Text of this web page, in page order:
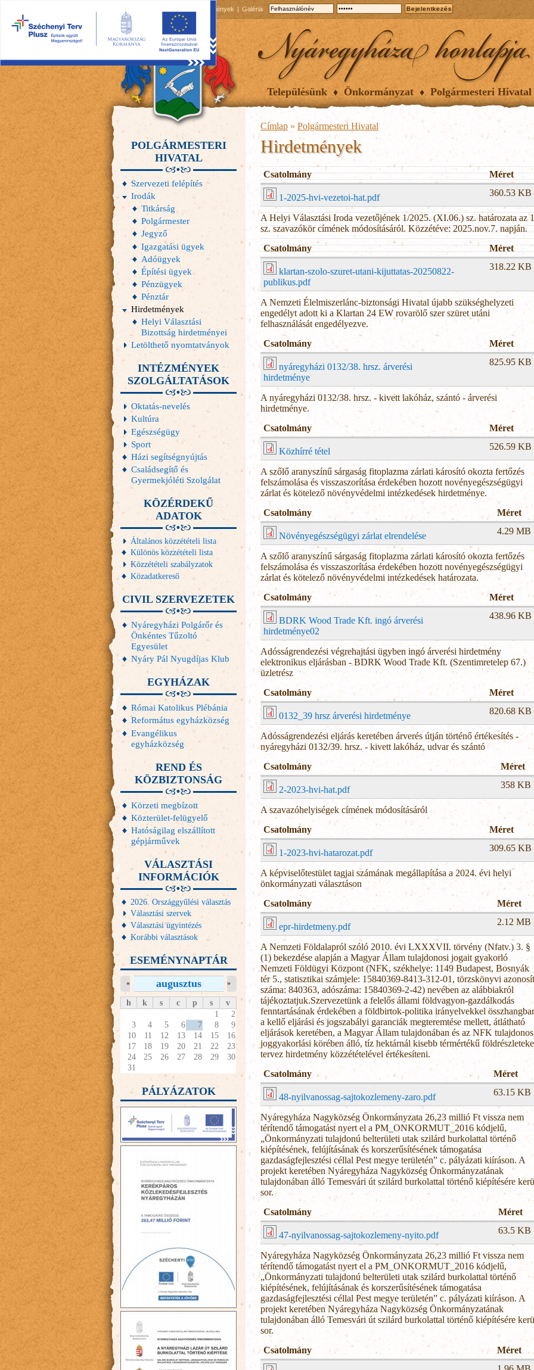
Események Galéria
Településünk Önkormányzat Polgármesteri Hivatal
Címlap » Polgármesteri Hivatal
Hirdetmények
Csatolmány Méret
1-2025-hvi-vezetoi-hat.pdf 360.53 KB
A Helyi Választási Iroda vezetőjének 1/2025. (XI.06.) sz. határozata az
sz. szavazókör címének módosításáról. Közzétéve: 2025.nov.7. napján.
Csatolmány
Méret
klartan-szolo-szuret-utani-kijuttatas-20250822-
publikus.pdf
318.22 KB
A Nemzeti Élelmiszerlánc-biztonsági Hivatal újabb szükséghelyzeti
engedélyt adott ki a Klartan 24 EW rovarölő szer szüret utáni
felhasználását engedélyezve.
Csatolmány
Méret
nyáregyházi 0132/38. hrsz. árverési
hirdetménye
825.95 KB
A nyáregyházi 0132/38. hrsz. - kivett lakóház, szántó - árverési
hirdetménye.
Csatolmány
Méret
Közhírré tétel 526.59 KB
A szőlő aranyszínű sárgaság fitoplazma zárlati károsító okozta fertőzés
felszámolása és visszaszorítása érdekében hozott novényegészségügyi
zárlat és kötelező növényvédelmi intézkedések hirdetménye.
Csatolmány
Méret
Növényegészségügyi zárlat elrendelése 4.29 MB
A szőlő aranyszínű sárgaság fitoplazma zárlati károsító okozta fertőzés
felszámolása és visszaszorítása érdekében hozott novényegészségügyi
zárlat és kötelező növényvédelmi intézkedések határozata.
Csatolmány
Méret
BDRK Wood Trade Kft. ingó árverési
hirdetménye02
438.96 KB
Adósságrendezési végrehajtási ügyben ingó árverési hirdetmény
elektronikus eljárásban - BDRK Wood Trade Kft. (Szentimretelep 67.)
üzletrész
Csatolmány
Méret
0132_39 hrsz árverési hirdetménye 820.68 KB
Adósságrendezési eljárás keretében árverés útján történő értékesítés -
nyáregyházi 0132/39. hrsz. - kivett lakóház, udvar és szántó
Csatolmány
Méret
2-2023-hvi-hat.pdf 358 KB
A szavazóhelyiségek címének módosításáról
Csatolmány
Méret
1-2023-hvi-hatarozat.pdf 309.65 KB
A képviselőtestület tagjai számának megállapítása a 2024. évi helyi
önkormányzati választáson
Csatolmány
Méret
epr-hirdetmeny.pdf 2.12 MB
A Nemzeti Földalapról szóló 2010. évi LXXXVII. törvény (Nfatv.) 3. §
(1) bekezdése alapján a Magyar Állam tulajdonosi jogait gyakorló
Nemzeti Földügyi Központ (NFK, székhelye: 1149 Budapest, Bosnyák
tér 5., statisztikai számjele: 15840369-8413-312-01, törzskönyvi
száma: 840363, adószáma: 15840369-2-42) nevében az alábbiakról
tájékoztatjuk.Szervezetünk a felelős állami földvagyon-gazdálkodás
fenntartásának érdekében a földbirtok-politika irányelvekkel
a kellő eljárási és jogszabályi garanciák megteremtése mellett, átlátható
eljárások keretében, a Magyar Állam tulajdonában és az NFK
joggyakorlási körében álló, tíz hektárnál kisebb térmértékű
tervez hirdetmény közzétételével értékesíteni.
Csatolmány
Méret
48-nyilvanossag-sajtokozlemeny-zaro.pdf 63.15 KB
Nyáregyháza Nagyközség Önkormányzata 26,23 millió Ft vissza nem
térítendő támogatást nyert el a PM_ONKORMUT_2016 kódjelű,
„Önkormányzati tulajdonú belterületi utak szilárd burkolattal történő
kiépítésének, felújításának és korszerűsítésének támogatása
gazdaságfejlesztési céllal Pest megye területén” c. pályázati kiíráson. A
projekt keretében Nyáregyháza Nagyközség Önkormányzatának
tulajdonában álló Temesvári út szilárd burkolattal történő kiépítésére
sor.
Csatolmány
Méret
47-nyilvanossag-sajtokozlemeny-nyito.pdf 63.5 KB
Nyáregyháza Nagyközség Önkormányzata 26,23 millió Ft vissza nem
térítendő támogatást nyert el a PM_ONKORMUT_2016 kódjelű,
„Önkormányzati tulajdonú belterületi utak szilárd burkolattal történő
kiépítésének, felújításának és korszerűsítésének támogatása
gazdaságfejlesztési céllal Pest megye területén” c. pályázati kiíráson. A
projekt keretében Nyáregyháza Nagyközség Önkormányzatának
tulajdonában álló Temesvári út szilárd burkolattal történő kiépítésére
sor.
Csatolmány
Méret
POLGÁRMESTERI
HIVATAL
Szervezeti felépítés
Irodák
Titkárság
Polgármester
Jegyző
Igazgatási ügyek
Adóügyek
Építési ügyek
Pénzügyek
Pénztár
Hirdetmények
Helyi Választási
Bizottság hirdetményei
Letölthető nyomtatványok
INTÉZMÉNYEK
SZOLGÁLTATÁSOK
Oktatás-nevelés
Kultúra
Egészségügy
Sport
Házi segítségnyújtás
Családsegítő és
Gyermekjóléti Szolgálat
KÖZÉRDEKŰ
ADATOK
Általános közzétételi lista
Különös közzétételi lista
Közzétételi szabályzatok
Közadatkereső
CIVIL SZERVEZETEK
Nyáregyházi Polgárőr és
Önkéntes Tűzoltó
Egyesület
Nyáry Pál Nyugdíjas Klub
EGYHÁZAK
Római Katolikus Plébánia
Református egyházközség
Evangélikus
egyházközség
REND ÉS
KÖZBIZTONSÁG
Körzeti megbízott
Közterület-felügyelő
Hatóságilag elszállított
gépjárművek
VÁLASZTÁSI
INFORMÁCIÓK
2026. Országgyűlési választás
Választási szervek
Választási ügyintézés
Korábbi választások
ESEMÉNYNAPTÁR
augusztus
« »
h k s c p s
v
1
2
3
4 5 6 7 8
9
10
11 12 13 14 15
16
17
18 19 20 21 22
23
24
25 26 27 28 29
30
31
PÁLYÁZATOK